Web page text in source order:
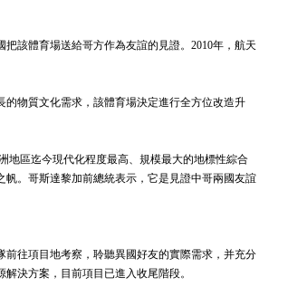
該體育場送給哥方作為友誼的見證。2010年，航天
物質文化需求，該體育場決定進行全方位改造升
地區迄今現代化程度最高、規模最大的地標性綜合
。哥斯達黎加前總統表示，它是見證中哥兩國友誼
往項目地考察，聆聽異國好友的實際需求，并充分
決方案，目前項目已進入收尾階段。